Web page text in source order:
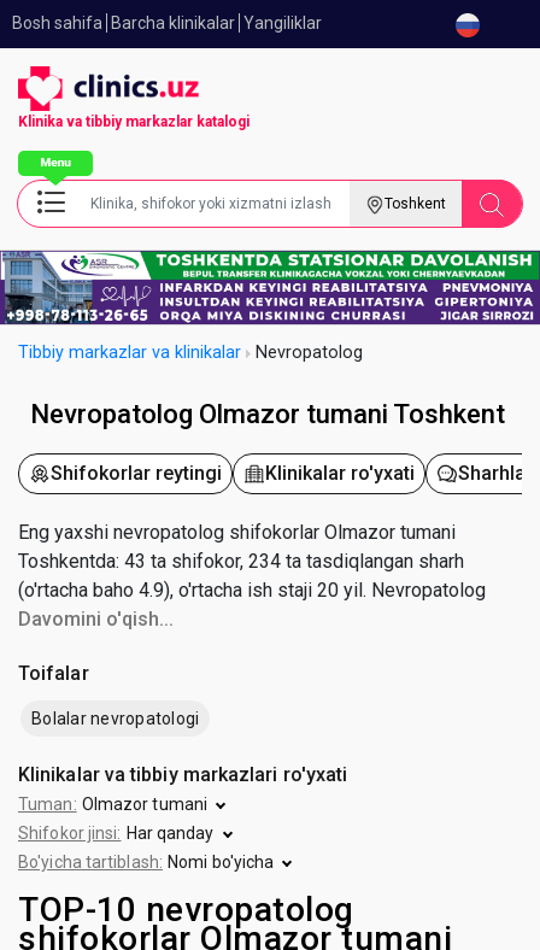
Bosh sahifa Barcha klinikalar Yangiliklar
Klinika va tibbiy markazlar katalogi
Toshkent
Tibbiy markazlar va klinikalar Nevropatolog
Nevropatolog Olmazor tumani Toshkent
Shifokorlar reytingi Klinikalar ro'yxati Sharhlar
Eng yaxshi nevropatolog shifokorlar Olmazor tumani
Toshkentda: 43 ta shifokor, 234 ta tasdiqlangan sharh
(o'rtacha baho 4.9), o'rtacha ish staji 20 yil. Nevropatolog
maslahati narxi 70 000 dan 400 000 so'mgacha (o'rtacha
Davomini o'qish...
Toifalar
Bolalar nevropatologi
Klinikalar va tibbiy markazlari ro'yxati
Tuman: Olmazor tumani
Shifokor jinsi: Har qanday
Bo'yicha tartiblash: Nomi bo'yicha
TOP-10 nevropatolog
shifokorlar Olmazor tumani